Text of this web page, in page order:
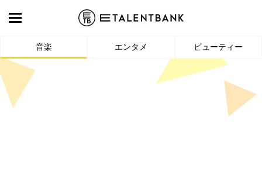
音楽 エンタメ ビューティー